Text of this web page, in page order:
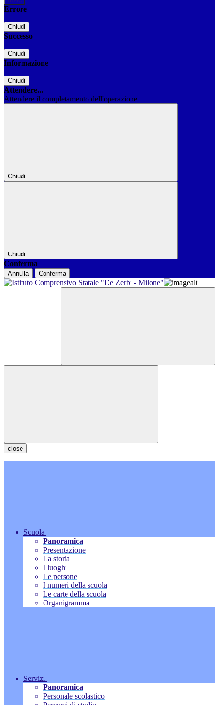
Errore
Chiudi
Successo
Chiudi
Informazione
Chiudi
Attendere...
Attendere il completamento dell'operazione...
Chiudi
Chiudi
Conferma
Annulla Conferma
close
Scuola
Panoramica
Presentazione
La storia
I luoghi
Le persone
I numeri della scuola
Le carte della scuola
Organigramma
Servizi
Panoramica
Personale scolastico